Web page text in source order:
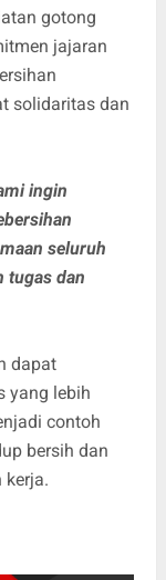
gotong
jajaran
solidaritas dan
ingin
seluruh
tugas dan
dapat
yang lebih
contoh
bersih dan
kerja.